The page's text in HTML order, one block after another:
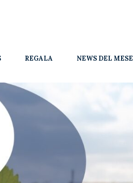
REGALA NEWS DEL MESE